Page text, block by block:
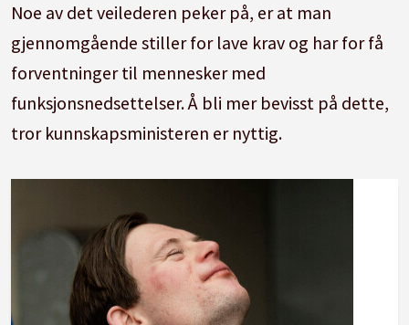
Noe av det veilederen peker på, er at man
gjennomgående stiller for lave krav og har for få
forventninger til mennesker med
funksjonsnedsettelser. Å bli mer bevisst på dette,
tror kunnskapsministeren er nyttig.